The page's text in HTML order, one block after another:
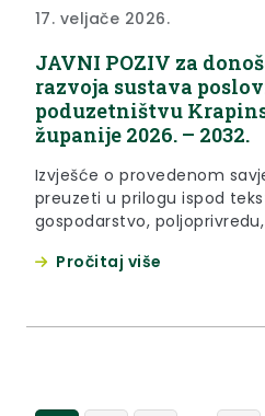
17. veljače 2026.
JAVNI POZIV za
razvoja sustava
poduzetništvu
županije 2026. – 2032.
Izvješće o provedenom
preuzeti u prilogu ispod
gospodarstvo,
URBROJ: 2140-06/4-26-1
Pročitaj više